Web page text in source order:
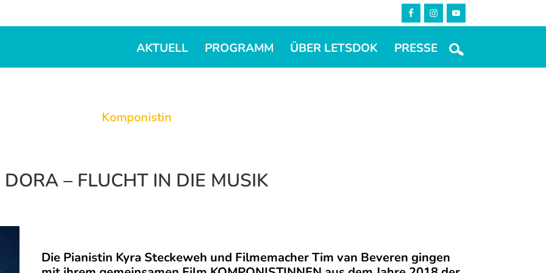
AKTUELL PROGRAMM ÜBER LETSDOK PRESSE
Komponistin
DORA – FLUCHT IN DIE MUSIK
Die Pianistin Kyra Steckeweh und Filmemacher Tim van Beveren gingen